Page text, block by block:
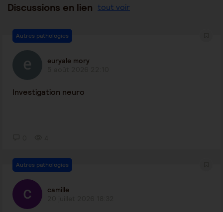
Discussions en lien tout voir
Autres pathologies
euryale mory
Investigation neuro
Autres pathologies
camille